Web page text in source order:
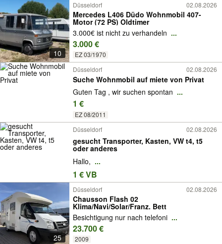
10
Düsseldorf 02.08.2026
Mercedes L406 Düdo Wohnmobil 407-
Motor (72 PS) Oldtimer
3.000€ ist nicht zu verhandeln ...
3.000 €
EZ 03/1970
Düsseldorf
02.08.2026
Suche Wohnmobil auf miete von Privat
Guten Tag , wir suchen spontan ...
1 €
EZ 08/2011
Düsseldorf
02.08.2026
gesucht Transporter, Kasten, VW t4, t5
oder anderes
Hallo, ...
1 € VB
25
Düsseldorf 02.08.2026
Chausson Flash 02
Klima/Navi/Solar/Franz. Bett
Besichtigung nur nach telefoni ...
23.700 €
2009